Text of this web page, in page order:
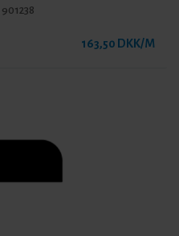
901238
163,50 DKK/M